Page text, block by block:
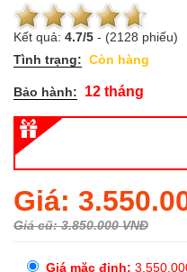
Kết quả: 4.7/5 - (2128 phiếu)
Tình trạng: Còn hàng
Bảo hành: 12 tháng
Regular
price
Giá:
Giá cũ: 3.850.000 VNĐ
Giá mặc đinh: